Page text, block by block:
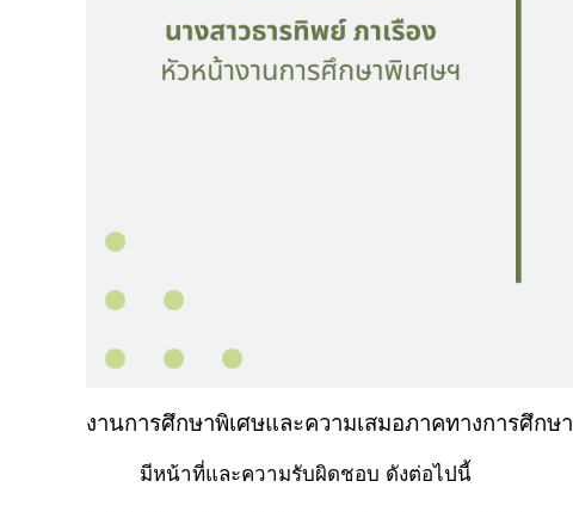
งานการศึกษาพิเศษและความเสมอภาคทางการศึกษา
มีหน้าที่และความรับผิดชอบ ดังต่อไปนี้